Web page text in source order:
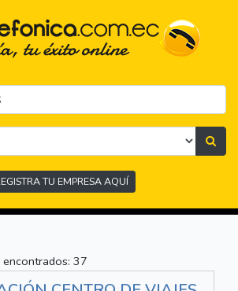
TU EMPRESA AQUÍ
37